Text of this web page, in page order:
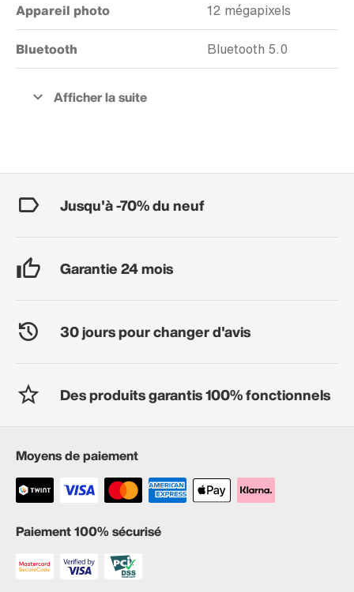
Appareil photo 12 mégapixels
Bluetooth Bluetooth 5.0
Jusqu'à -70% du neuf
Garantie 24 mois
30 jours pour changer d'avis
Des produits garantis 100% fonctionnels
Moyens de paiement
Paiement 100% sécurisé